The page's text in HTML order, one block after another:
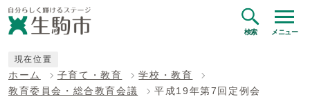
検索 メニュー
現在位置
ホーム 子育て・教育
学校・教育
教育委員会・総合教育会議
平成19年第7回定例会